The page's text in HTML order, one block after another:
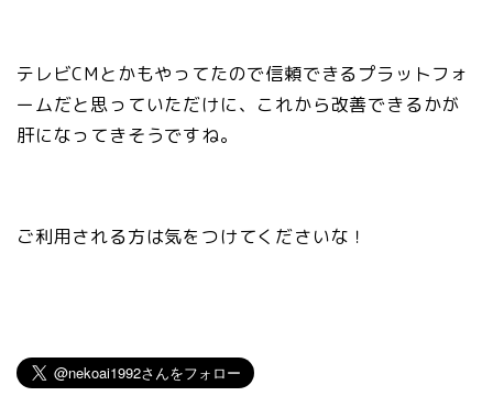
テレビCMとかもやってたので信頼できるプラットフォ
ームだと思っていただけに、これから改善できるかが
肝になってきそうですね。
ご利用される方は気をつけてくださいな！